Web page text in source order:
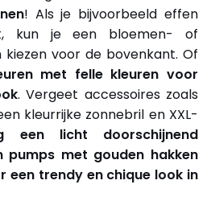
! Als je bijvoorbeeld effen
kun je een bloemen- of
voor de bovenkant. Of
met felle kleuren voor
. Vergeet accessoires zoals
kleurrijke zonnebril en XXL-
een licht doorschijnend
pumps met gouden hakken
een trendy en chique look in